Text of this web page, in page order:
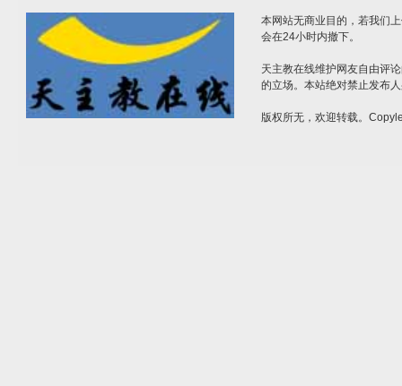
本网站无商业目的，若我们
会在24小时内撤下。
天主教在线维护网友自由评
的立场。本站绝对禁止发布
版权所无，欢迎转载。